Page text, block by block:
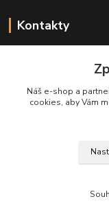
Kontakty
+ 420
Náš e-shop a
cookies, aby Vám